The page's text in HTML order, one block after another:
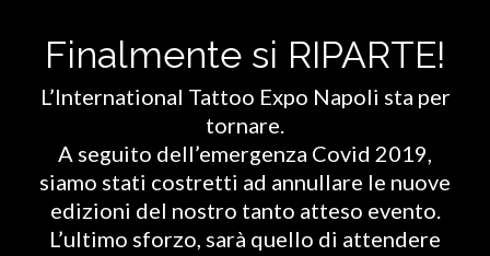
Finalmente si RIPARTE!
L’International Tattoo Expo Napoli sta per
tornare.
A seguito dell’emergenza Covid 2019,
siamo stati costretti ad annullare le nuove
edizioni del nostro tanto atteso evento.
L’ultimo sforzo, sarà quello di attendere